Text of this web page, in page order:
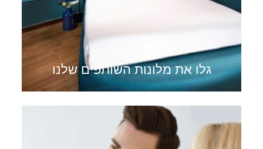
גלו את מלונות השותפים שלנו